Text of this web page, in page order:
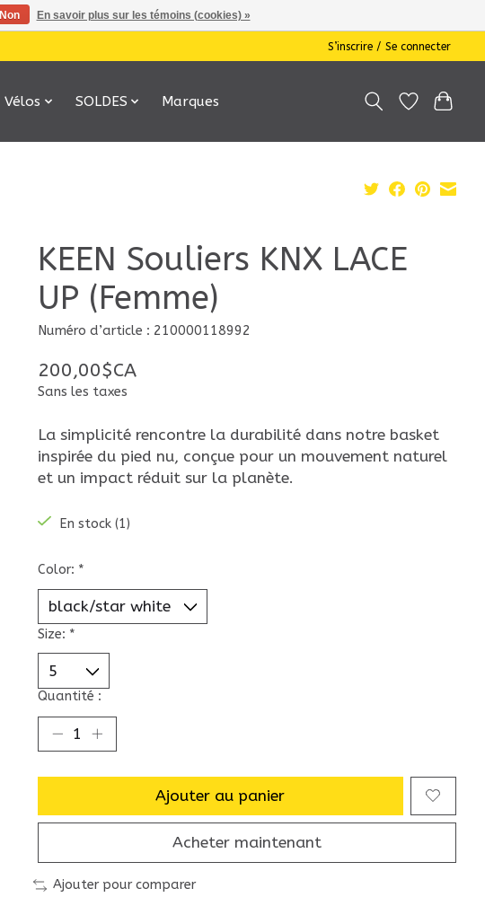
S’inscrire / Se connecter
Vélos SOLDES Marques
KEEN Souliers KNX LACE
UP (Femme)
Numéro d’article : 210000118992
200,00$CA
Sans les taxes
La simplicité rencontre la durabilité dans notre basket
inspirée du pied nu, conçue pour un mouvement naturel
et un impact réduit sur la planète.
En stock (1)
Color: *
Size: *
Quantité :
Ajouter au panier
Acheter maintenant
Ajouter pour comparer
Non En savoir plus sur les témoins (cookies) »